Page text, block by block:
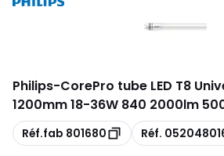
Philips-CorePro tube LED T8
1200mm 18-36W 840 2000lm
Copie
Réf.fab 801680 Copie
Réf.